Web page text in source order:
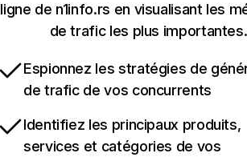
ligne de n1info.rs en visualisant les
de trafic les plus importantes.
Espionnez les stratégies de
de trafic de vos concurrents
Identifiez les principaux produits,
services et catégories de vos